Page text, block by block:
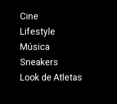
Cine
Lifestyle
Música
Sneakers
Look de Atletas